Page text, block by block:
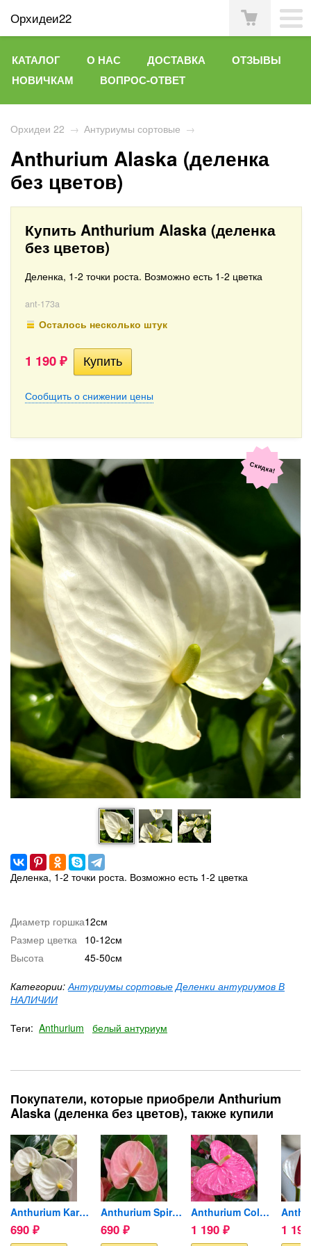
Орхидеи22
КАТАЛОГ О НАС ДОСТАВКА
ОТЗЫВЫ
НОВИЧКАМ
ВОПРОС-ОТВЕТ
Орхидеи 22 → Антуриумы сортовые →
Anthurium Alaska (деленка
без цветов)
Купить Anthurium Alaska (деленка
без цветов)
Деленка, 1-2 точки роста. Возможно есть 1-2 цветка
ant-173a
Осталось несколько штук
1 190 ₽
Сообщить о снижении цены
Скидка!
Деленка, 1-2 точки роста. Возможно есть 1-2 цветка
Диаметр горшка12см
Размер цветка
10-12см
Высота
45-50см
Категории: Антуриумы сортовые Деленки антуриумов В
НАЛИЧИИ
Теги: Anthurium белый антуриум
Покупатели, которые приобрели Anthurium
Alaska (деленка без цветов), также купили
Anthurium Karma White...
690 ₽
Anthurium Spirit (деленка...
690 ₽
Anthurium Colorado...
1 190 ₽ 1